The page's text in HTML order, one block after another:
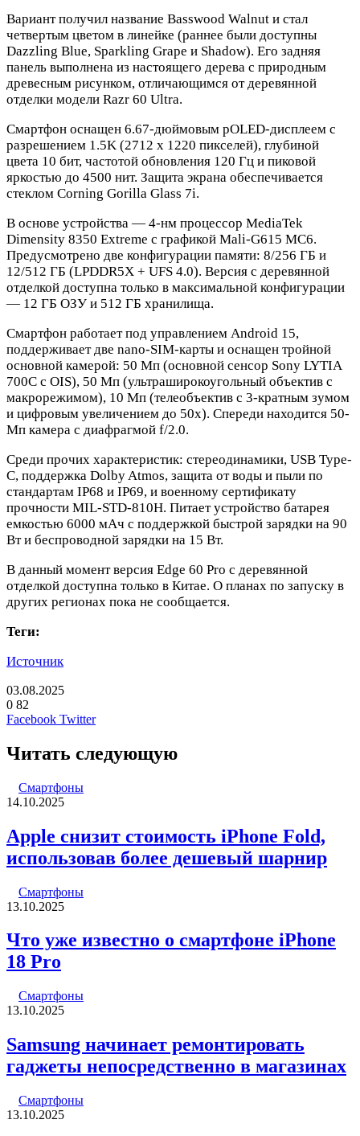
Вариант получил название Basswood Walnut и стал
четвертым цветом в линейке (раннее были доступны
Dazzling Blue, Sparkling Grape и Shadow). Его задняя
панель выполнена из настоящего дерева с природным
древесным рисунком, отличающимся от деревянной
отделки модели Razr 60 Ultra.
Смартфон оснащен 6.67-дюймовым pOLED-дисплеем с
разрешением 1.5K (2712 х 1220 пикселей), глубиной
цвета 10 бит, частотой обновления 120 Гц и пиковой
яркостью до 4500 нит. Защита экрана обеспечивается
стеклом Corning Gorilla Glass 7i.
В основе устройства — 4-нм процессор MediaTek
Dimensity 8350 Extreme с графикой Mali-G615 MC6.
Предусмотрено две конфигурации памяти: 8/256 ГБ и
12/512 ГБ (LPDDR5X + UFS 4.0). Версия с деревянной
отделкой доступна только в максимальной конфигурации
— 12 ГБ ОЗУ и 512 ГБ хранилища.
Смартфон работает под управлением Android 15,
поддерживает две nano-SIM-карты и оснащен тройной
основной камерой: 50 Мп (основной сенсор Sony LYTIA
700C с OIS), 50 Мп (ультраширокоугольный объектив с
макрорежимом), 10 Мп (телеобъектив с 3-кратным зумом
и цифровым увеличением до 50x). Спереди находится 50-
Мп камера с диафрагмой f/2.0.
Среди прочих характеристик: стереодинамики, USB Type-
C, поддержка Dolby Atmos, защита от воды и пыли по
стандартам IP68 и IP69, и военному сертификату
прочности MIL-STD-810H. Питает устройство батарея
емкостью 6000 мАч с поддержкой быстрой зарядки на 90
Вт и беспроводной зарядки на 15 Вт.
В данный момент версия Edge 60 Pro с деревянной
отделкой доступна только в Китае. О планах по запуску в
других регионах пока не сообщается.
Теги:
Источник
03.08.2025
0 82
Facebook TwitterLinkedIn
Pinterest
Вконтакте
Одноклассники
Skype
WhatsApp
Telegram
Viber
Читать следующую
Смартфоны
14.10.2025
Apple снизит стоимость iPhone Fold,
использовав более дешевый шарнир
Смартфоны
13.10.2025
Что уже известно о смартфоне iPhone
18 Pro
Смартфоны
13.10.2025
Samsung начинает ремонтировать
гаджеты непосредственно в магазинах
Смартфоны
13.10.2025